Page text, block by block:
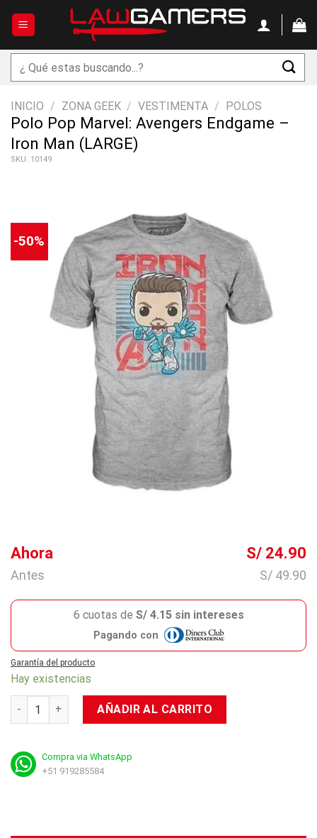
Buscar
por:
INICIO / ZONA GEEK / VESTIMENTA / POLOS
Polo Pop Marvel: Avengers Endgame –
Iron Man (LARGE)
SKU: 10149
-50%
Ahora S/ 24.90
Antes S/ 49.90
6 cuotas de S/ 4.15 sin intereses
Pagando con
Garantía del producto
Hay existencias
Polo Pop Marvel: Avengers Endgame - Iron Man (LARGE)
AÑADIR AL CARRITO
Compra via WhatsApp
+51 919285584